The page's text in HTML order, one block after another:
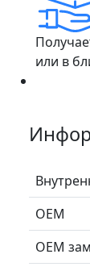
или в
ОЕМ
ОЕМ